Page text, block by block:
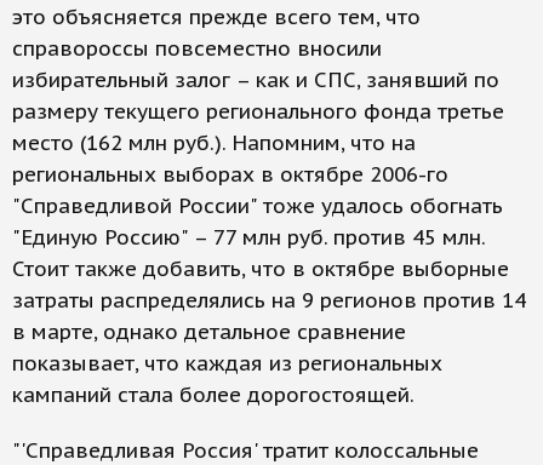
это объясняется прежде всего тем, что
справороссы повсеместно вносили
избирательный залог – как и СПС, занявший по
размеру текущего регионального фонда третье
место (162 млн руб.). Напомним, что на
региональных выборах в октябре 2006-го
"Справедливой России" тоже удалось обогнать
"Единую Россию" – 77 млн руб. против 45 млн.
Стоит также добавить, что в октябре выборные
затраты распределялись на 9 регионов против 14
в марте, однако детальное сравнение
показывает, что каждая из региональных
кампаний стала более дорогостоящей.
"'Справедливая Россия' тратит колоссальные